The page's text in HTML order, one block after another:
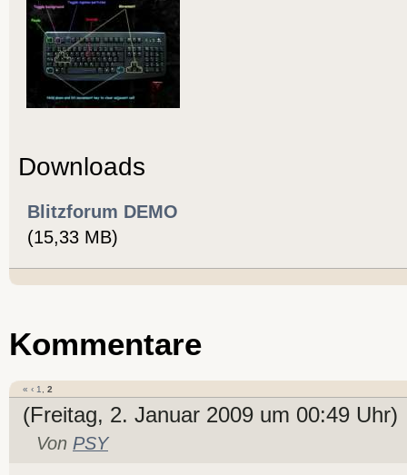
Downloads
Blitzforum DEMO
(15,33 MB)
Kommentare
« ‹ 1, 2
(Freitag, 2. Januar 2009 um 00:49 Uhr)
Von PSY